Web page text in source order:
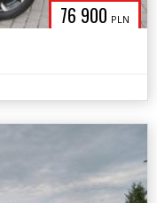
76 900 PLN